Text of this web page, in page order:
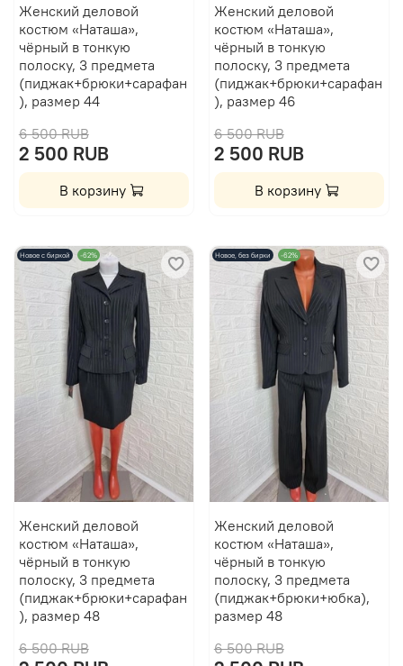
Женский деловой
костюм «Наташа»,
чёрный в тонкую
полоску, 3 предмета
(пиджак+брюки+сарафан
), размер 44
6 500 RUB
2 500 RUB
В корзину
Женский деловой
костюм «Наташа»,
чёрный в тонкую
полоску, 3 предмета
(пиджак+брюки+сарафан
), размер 46
6 500 RUB
2 500 RUB
В корзину
Новое с биркой -62%
Женский деловой
костюм «Наташа»,
чёрный в тонкую
полоску, 3 предмета
(пиджак+брюки+сарафан
), размер 48
6 500 RUB
Новое, без бирки -62%
Женский деловой
костюм «Наташа»,
чёрный в тонкую
полоску, 3 предмета
(пиджак+брюки+юбка),
размер 48
6 500 RUB